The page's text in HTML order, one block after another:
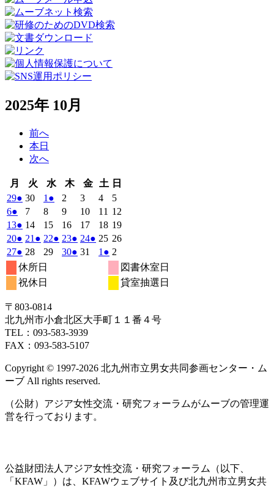
2025年 10月
前へ
本日
次へ
月
曜
日
火
曜
日
水
曜
日
木木
曜
日
金金
曜
日
土 土
曜
日
日
292025
年
9
月
29
日
● (1
件
の
イ
ベ
ン
ト)
302025
30
日
1 2025
10
月
1
日
●
件
の
イ
ベ
2 2025
年
10
月
2
日
32025
年
10
月
3
日
42025
年
10
月
4
日
52025
年
10
月
5
日
62025
年
10
月
6
日
●
件
の
イ
ベ
ン
ト)
72025
年
10
月
7
日
82025
年
10
月
8
92025
年
10
月
9
102025
年
10
月
10
11 2025
年
10
月
11
12
年
日
132025
年
10
月
13
日
● (1
件
の
イ
ベ
ン
142025
年
14
日
152025
年
10
月
162025
年
10
月
172025
年
月
182025
年
10
月
192025
年
19
日
202025
年
10
月
20
● (1
件
の
イ
ベ
ト)
21 2025
10
月
21
● (1
件
の
イ
ベ
ト)
222025
年
● (1
件
ト)
232025
年
● (1
件
ト)
242025
● (1
件
ト)
252025
年
10
月
262025
10
月
26
272025
年
10
月
日
● (1
件
の
イ
ベ
ン
ト)
282025
年
10
月
日
292025
302025
● (1
ン
ト)
31
2025
1 2025
年
11
● (1
件
の
イ
ン
ト)
2
年
11
月
休所日
図書休室日
祝休日
貸室抽選日
〒803‐0814
北九州市小倉北区大手町１１番４号
TEL：093‐583‐3939
FAX：093‐583‐5107
Copyright © 1997‐2026 北九州市立男女共同参画センター・ム
ーブ All rights reserved.
（公財）アジア女性交流・研究フォーラムがムーブの管理運
営を行っております。
公益財団法人アジア女性交流・研究フォーラム（以下、
「KFAW」）は、KFAWウェブサイト及び北九州市立男女共